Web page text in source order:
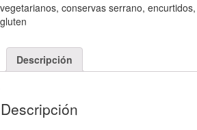
vegetarianos, conservas serrano, encurtidos,
gluten
Descripción
Descripción